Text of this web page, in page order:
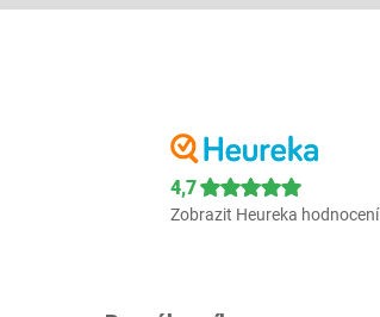
4,7
Zobrazit Heureka hodnocení